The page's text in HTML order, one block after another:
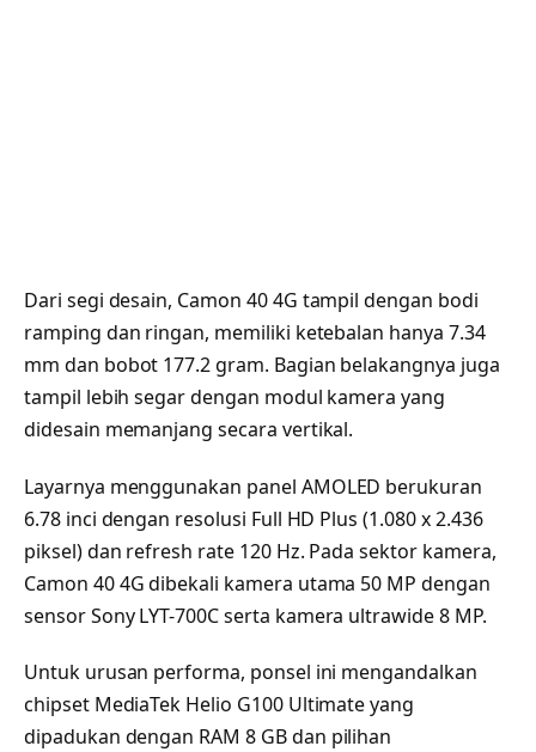
Dari segi desain, Camon 40 4G tampil dengan bodi
ramping dan ringan, memiliki ketebalan hanya 7.34
mm dan bobot 177.2 gram. Bagian belakangnya juga
tampil lebih segar dengan modul kamera yang
didesain memanjang secara vertikal.
Layarnya menggunakan panel AMOLED berukuran
6.78 inci dengan resolusi Full HD Plus (1.080 x 2.436
piksel) dan refresh rate 120 Hz. Pada sektor kamera,
Camon 40 4G dibekali kamera utama 50 MP dengan
sensor Sony LYT-700C serta kamera ultrawide 8 MP.
Untuk urusan performa, ponsel ini mengandalkan
chipset MediaTek Helio G100 Ultimate yang
dipadukan dengan RAM 8 GB dan pilihan